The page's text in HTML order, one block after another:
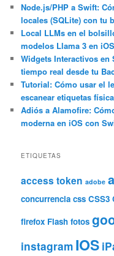
a
r
Node.js/PHP a Swift:
locales (SQLite) con tu
Local LLMs en el
modelos Llama 3 en
Widgets Interactivos en
tiempo real desde tu
Tutorial: Cómo usar el
escanear etiquetas
Adiós a Alamofire:
moderna en iOS con
ETIQUETAS
access token adobe
concurrencia css CSS3
firefox Flash fotos
instagram IOS